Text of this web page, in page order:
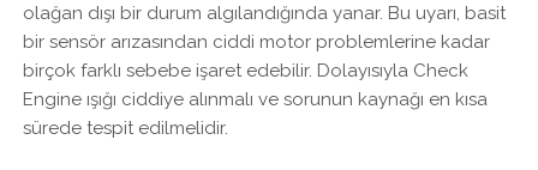
olağan dışı bir durum algılandığında yanar. Bu uyarı, basit
bir sensör arızasından ciddi motor problemlerine kadar
birçok farklı sebebe işaret edebilir. Dolayısıyla Check
Engine ışığı ciddiye alınmalı ve sorunun kaynağı en kısa
sürede tespit edilmelidir.